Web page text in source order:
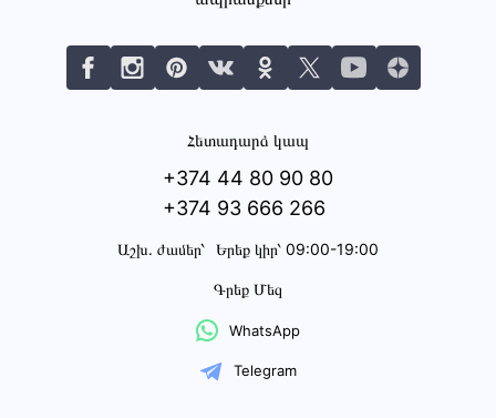
Հետադարձ կապ
+374 44 80 90 80
+374 93 666 266
Աշխ․ ժամեր՝ Երեք կիր՝ 09:00-19:00
Գրեք Մեզ
WhatsApp
Telegram